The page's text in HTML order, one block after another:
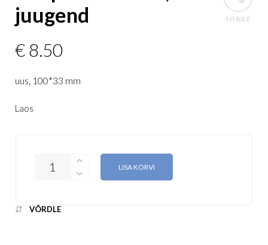
SHARE
juugend
€8.50
uus, 100*33 mm
Laos
LISA KORVI
VÕRDLE